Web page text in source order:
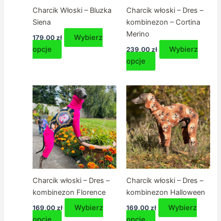
produktu
produktu
Charcik Włoski – Bluzka
Siena
179,00zł
Wybierz
opcje
Ten
produkt
wiele
wariantów.
Opcje
można
wybrać
na
stronie
produktu
Charcik włoski – Dres –
kombinezon – Cortina
Merino
239,00zł
Wybierz
opcje
Ten
produkt
ma
wiele
wariantów.
Opcje
można
wybrać
na
stronie
produktu
Charcik włoski – Dres –
kombinezon Florence
169,00zł
Wybierz
Ten
Charcik włoski – Dres –
kombinezon Halloween
169,00zł
Wybierz
Ten